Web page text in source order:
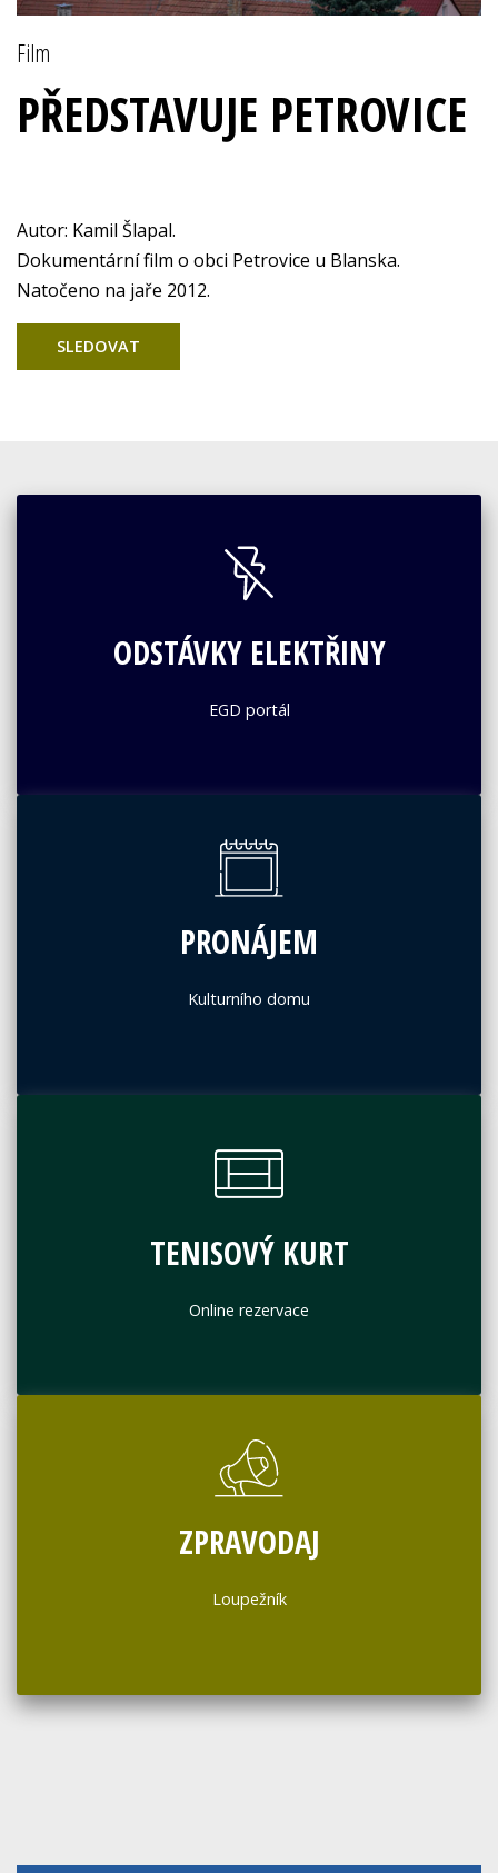
Film
PŘEDSTAVUJE PETROVICE
Autor: Kamil Šlapal.
Dokumentární film o obci Petrovice u Blanska.
Natočeno na jaře 2012.
SLEDOVAT
ODSTÁVKY ELEKTŘINY
EGD portál
PRONÁJEM
Kulturního domu
TENISOVÝ KURT
Online rezervace
ZPRAVODAJ
Loupežník